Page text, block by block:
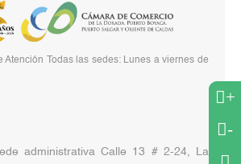
+
-
Atención Todas las sedes: Lunes a viernes de
administrativa Calle 13 # 2-24, La